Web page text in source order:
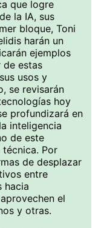
que logre
la IA, sus
bloque, Toni
harán un
ejemplos
estas
usos y
se revisarán
hoy
profundizará en
inteligencia
de este
Por
de desplazar
entre
hacia
el
y otras.